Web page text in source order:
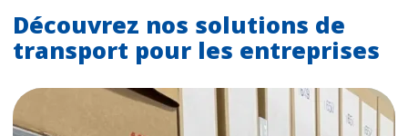
Découvrez nos solutions de
transport pour les entreprises